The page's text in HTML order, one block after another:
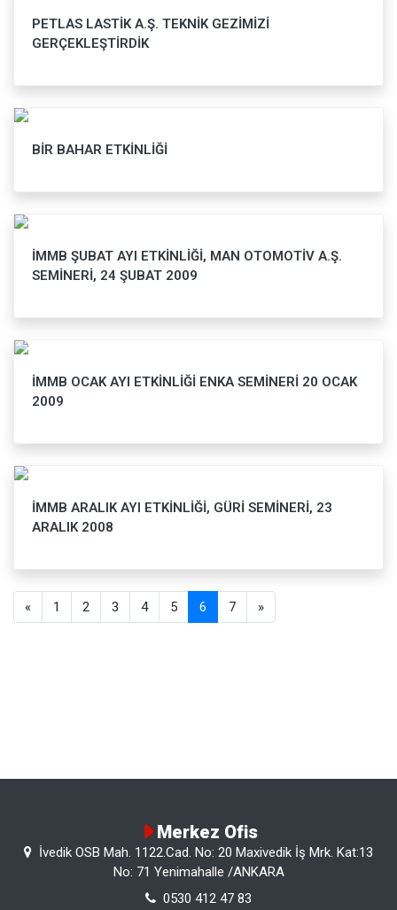
PETLAS LASTİK A.Ş. TEKNİK GEZİMİZİ
GERÇEKLEŞTİRDİK
BİR BAHAR ETKİNLİĞİ
İMMB ŞUBAT AYI ETKİNLİĞİ, MAN OTOMOTİV A.Ş.
SEMİNERİ, 24 ŞUBAT 2009
İMMB OCAK AYI ETKİNLİĞİ ENKA SEMİNERİ 20 OCAK
2009
İMMB ARALIK AYI ETKİNLİĞİ, GÜRİ SEMİNERİ, 23
ARALIK 2008
« 1 2 3 4 5 6 7 »
Merkez Ofis
İvedik OSB Mah. 1122.Cad. No: 20 Maxivedik İş Mrk. Kat:13
No: 71 Yenimahalle /ANKARA
0530 412 47 83